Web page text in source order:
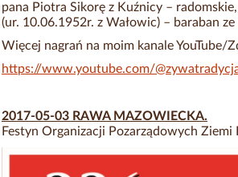
pana Piotra Sikorę z Kuźnicy –
(ur. 10.06.1952r. z Wałowic) – baraban
Więcej nagrań na moim kanale YouTube/
https://www.youtube.com/
2017-05-03 RAWA MAZOWIECKA.
Festyn Organizacji Pozarządowych Ziemi